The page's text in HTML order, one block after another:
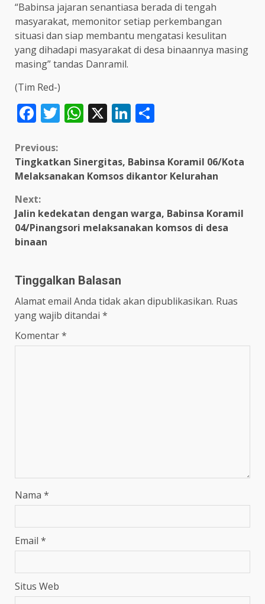
“Babinsa jajaran senantiasa berada di tengah
masyarakat, memonitor setiap perkembangan
situasi dan siap membantu mengatasi kesulitan
yang dihadapi masyarakat di desa binaannya masing
masing” tandas Danramil.
(Tim Red-)
Facebook
Twitter
WhatsApp
X LinkedIn
Continue
Reading
Previous:
Tingkatkan Sinergitas, Babinsa Koramil 06/Kota
Melaksanakan Komsos dikantor Kelurahan
Next:
Jalin kedekatan dengan warga, Babinsa Koramil
04/Pinangsori melaksanakan komsos di desa
binaan
Tinggalkan Balasan
Alamat email Anda tidak akan dipublikasikan. Ruas
yang wajib ditandai *
Komentar*
Nama *
Email *
Situs Web